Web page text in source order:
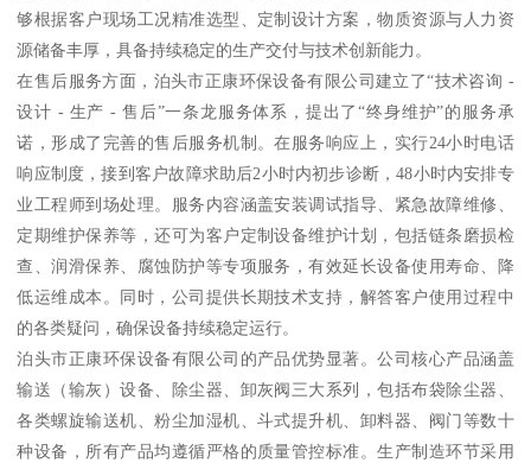
够根据客户现场工况精准选型、定制设计方案，物质资源与人力资
源储备丰厚，具备持续稳定的生产交付与技术创新能力。
在售后服务方面，泊头市正康环保设备有限公司建立了“技术咨询 -
设计 - 生产 - 售后”一条龙服务体系，提出了“终身维护”的服务承
诺，形成了完善的售后服务机制。在服务响应上，实行24小时电话
响应制度，接到客户故障求助后2小时内初步诊断，48小时内安排专
业工程师到场处理。服务内容涵盖安装调试指导、紧急故障维修、
定期维护保养等，还可为客户定制设备维护计划，包括链条磨损检
查、润滑保养、腐蚀防护等专项服务，有效延长设备使用寿命、降
低运维成本。同时，公司提供长期技术支持，解答客户使用过程中
的各类疑问，确保设备持续稳定运行。
泊头市正康环保设备有限公司的产品优势显著。公司核心产品涵盖
输送（输灰）设备、除尘器、卸灰阀三大系列，包括布袋除尘器、
各类螺旋输送机、粉尘加湿机、斗式提升机、卸料器、阀门等数十
种设备，所有产品均遵循严格的质量管控标准。生产制造环节采用